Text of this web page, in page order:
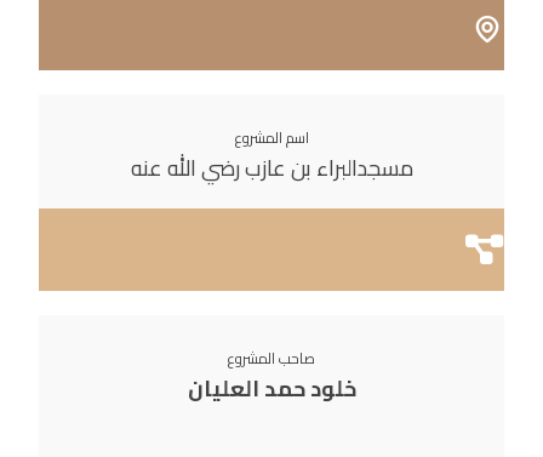
اسم المشروع
مسجدالبراء بن عازب رضي الله عنه
صاحب المشروع
خلود حمد العليان